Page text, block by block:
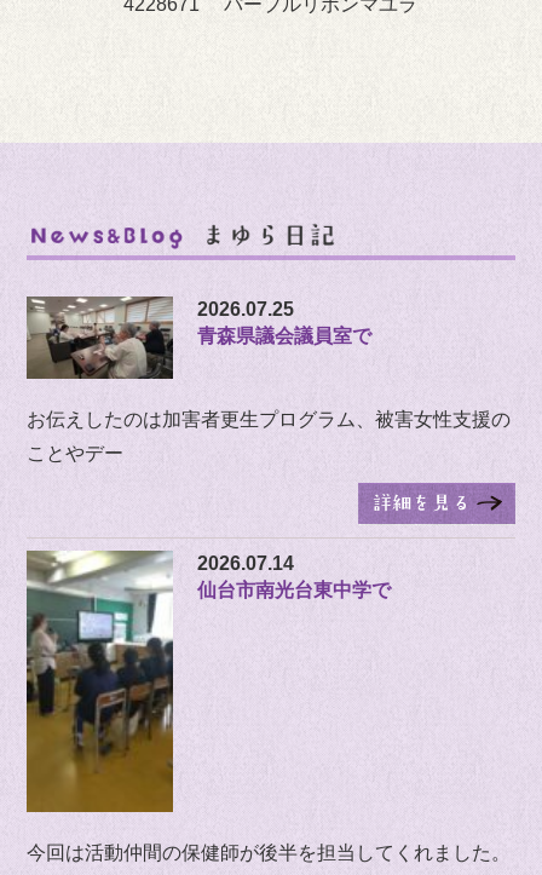
2026.07.25
青森県議会議員室で
お伝えしたのは加害者更生プログラム、被害女性支援の
ことやデー
2026.07.14
仙台市南光台東中学で
今回は活動仲間の保健師が後半を担当してくれました。